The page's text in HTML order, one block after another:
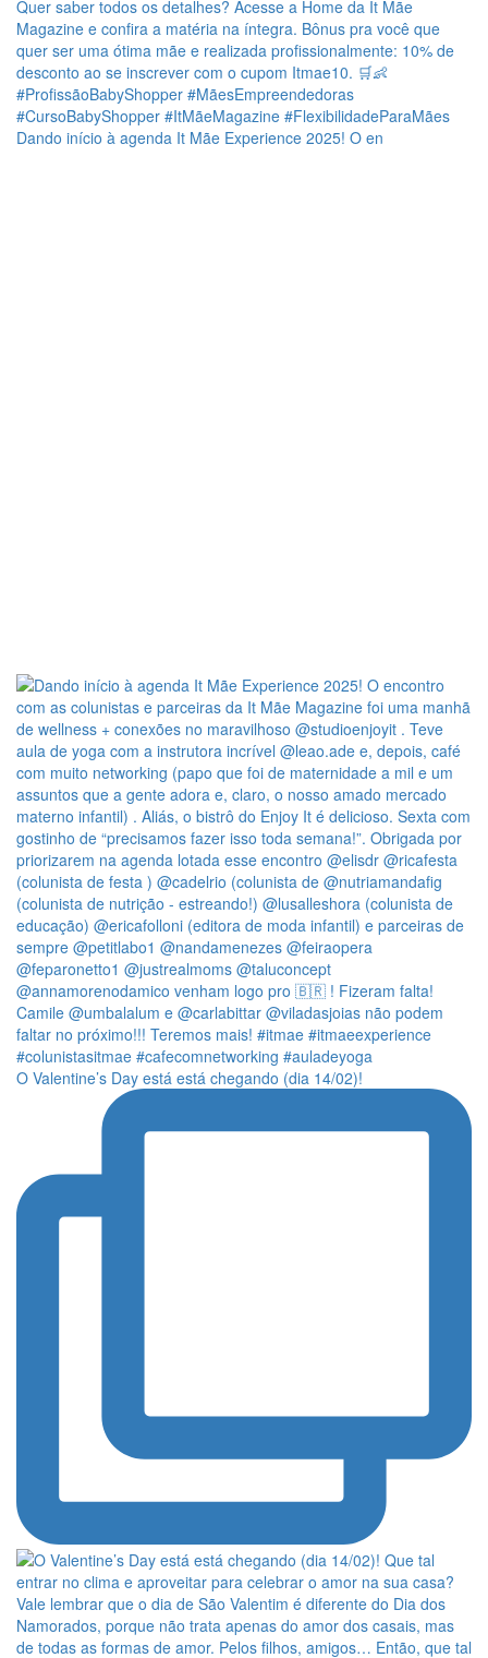
Dando início à agenda It Mãe Experience 2025! O en
O Valentine’s Day está está chegando (dia 14/02)!